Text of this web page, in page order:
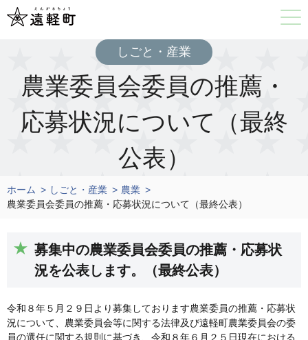
しごと・産業
農業委員会委員の推薦・
応募状況について（最終
公表）
ホーム しごと・産業
農業
農業委員会委員の推薦・応募状況について（最終公表）
募集中の農業委員会委員の推薦・応募状
況を公表します。（最終公表）
令和８年５月２９日より募集しております農業委員の推薦・応募状
況について、農業委員会等に関する法律及び遠軽町農業委員会の委
員の選任に関する規則に基づき、令和８年６月２５日現在における